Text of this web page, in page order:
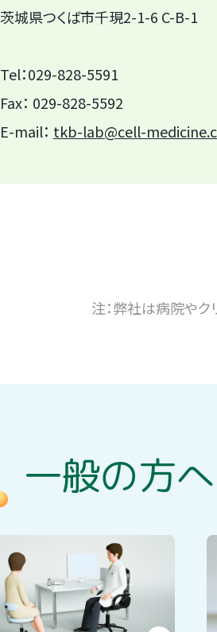
茨城県つくば市千現2-1-6 C-B-1
Tel：029-828-5591
Fax： 029-828-5592
E-mail： tkb-lab cell-
注：弊社は病院や
一般の方へ